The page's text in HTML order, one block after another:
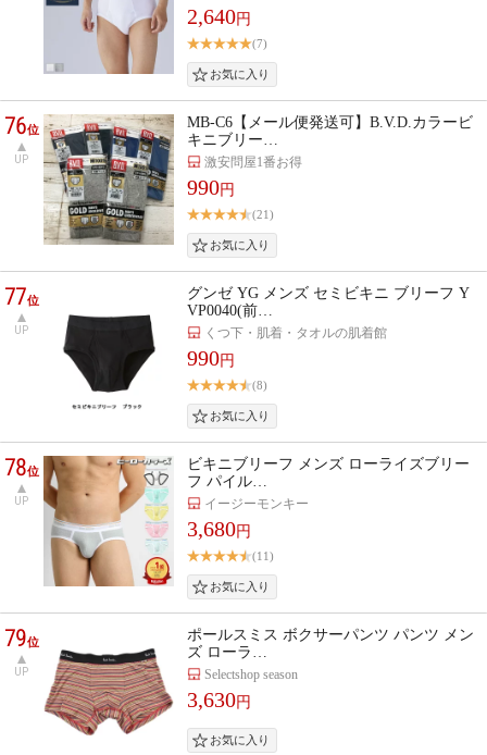
2,640円
(7)
76位
UP
MB-C6【メール便発送可】B.V.D.カラービ
キニブリー…
激安問屋1番お得
990円
(21)
77位
UP
グンゼ YG メンズ セミビキニ ブリーフ Y
VP0040(前…
くつ下・肌着・タオルの肌着館
990円
(8)
78位
UP
ビキニブリーフ メンズ ローライズブリー
フ パイル…
イージーモンキー
3,680円
(11)
79位
UP
ポールスミス ボクサーパンツ パンツ メン
ズ ローラ…
Selectshop season
3,630円